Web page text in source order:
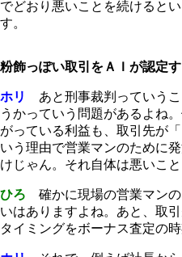
でどおり悪いことを続けると
す。
粉飾っぽい取引をＡＩが認定す
ホリ
あと刑事裁判っていう
うかっていう問題があるよね
がっている利益も、取引先が
いう理由で営業マンのために
けじゃん。それ自体は悪いこと
ひろ 確かに現場の営業マン
いはありますよね。あと、取
タイミングをボーナス査定の